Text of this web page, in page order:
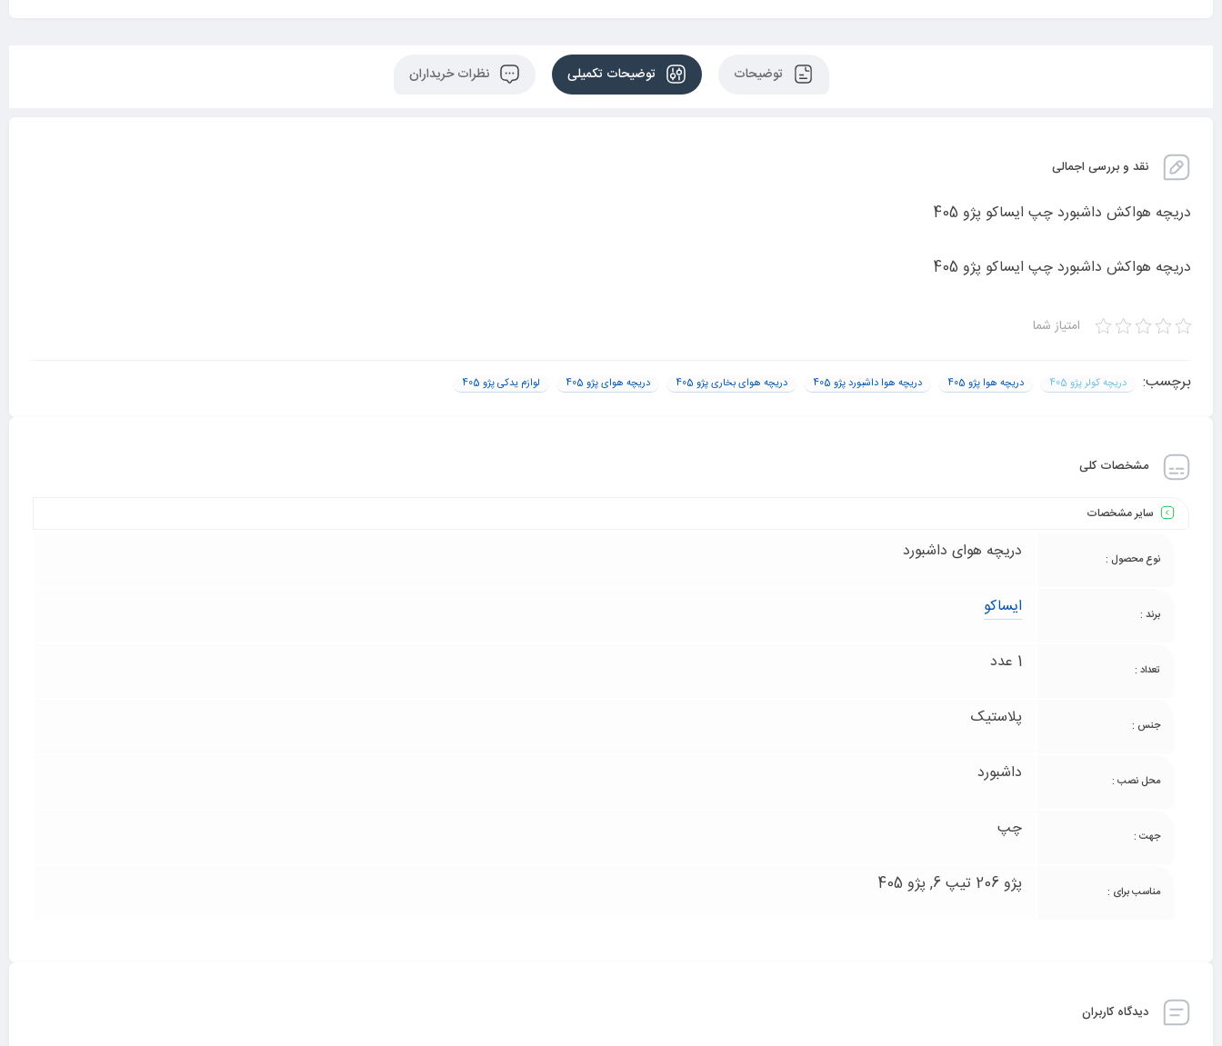
توضیحات توضیحات تکمیلی نظرات خریداران
نقد و بررسی اجمالی
دریچه هواکش داشبورد چپ ایساکو پژو 405
دریچه هواکش داشبورد چپ ایساکو پژو 405
امتیاز شما
برچسب: دریچه کولر پژو 405 دریچه هوا پژو 405 دریچه هوا داشبورد پژو 405 دریچه هوای بخاری پژو 405 دریچه هوای پژو 405 لوازم یدکی پژو 405
مشخصات کلی
سایر مشخصات
نوع محصول : دریچه هوای داشبورد
برند : ایساکو
تعداد : 1 عدد
جنس : پلاستیک
محل نصب : داشبورد
جهت : چپ
مناسب برای : پژو 206 تیپ 6, پژو 405
دیدگاه کاربران